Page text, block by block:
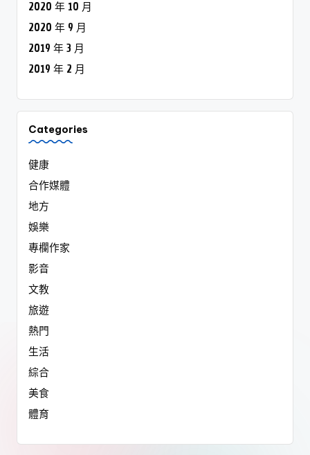
2020 年 10 月
2020 年 9 月
2019 年 3 月
2019 年 2 月
Categories
健康
合作媒體
地方
娛樂
專欄作家
影音
文教
旅遊
熱門
生活
綜合
美食
體育